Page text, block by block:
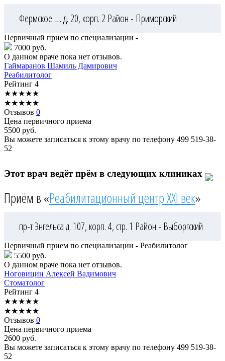
Фермское ш. д. 20, корп. 2 Район - Приморский
Первичный прием по специализации -
7000 руб.
О данном враче пока нет отзывов.
Гаймаранов Шамиль Дамирович
Реабилитолог
Рейтинг 4
★★★★★
★★★★★
Отзывов 0
Цена первичного приема
5500 руб.
Вы можете записаться к этому врачу по телефону 499 519-38-
52
Этот врач ведёт прём в следующих клиниках
Приём в «Реабилитационный центр XXI век»
пр-т Энгельса д. 107, корп. 4, стр. 1 Район - Выборгский
Первичный прием по специализации - Реабилитолог
5500 руб.
О данном враче пока нет отзывов.
Ноговицин Алексей Вадимович
Стоматолог
Рейтинг 4
★★★★★
★★★★★
Отзывов 0
Цена первичного приема
2600 руб.
Вы можете записаться к этому врачу по телефону 499 519-38-
52